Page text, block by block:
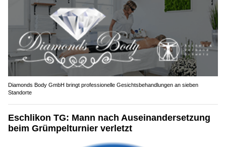
Diamonds Body GmbH bringt professionelle Gesichtsbehandlungen an sieben
Standorte
Eschlikon TG: Mann nach Auseinandersetzung
beim Grümpelturnier verletzt